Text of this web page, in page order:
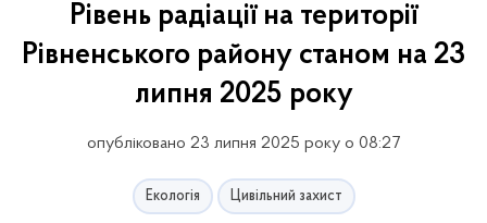
Рівень радіації на території
Рівненського району станом на 23
липня 2025 року
опубліковано 23 липня 2025 року о 08:27
Екологія Цивільний захист